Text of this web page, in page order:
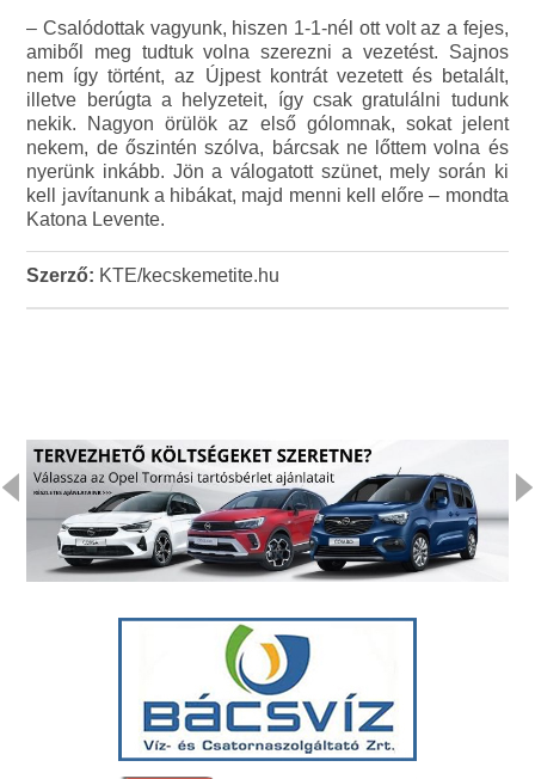
– Csalódottak vagyunk, hiszen 1-1-nél ott volt az a fejes,
amiből meg tudtuk volna szerezni a vezetést. Sajnos
nem így történt, az Újpest kontrát vezetett és betalált,
illetve berúgta a helyzeteit, így csak gratulálni tudunk
nekik. Nagyon örülök az első gólomnak, sokat jelent
nekem, de őszintén szólva, bárcsak ne lőttem volna és
nyerünk inkább. Jön a válogatott szünet, mely során ki
kell javítanunk a hibákat, majd menni kell előre – mondta
Katona Levente.
Szerző: KTE/kecskemetite.hu